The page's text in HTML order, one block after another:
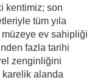
kentimiz; son
tüm yıla
ev sahipliği
fazla tarihi
zenginliğini
karelik alanda